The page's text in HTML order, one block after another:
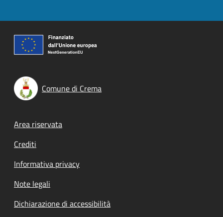
Comune di Crema
Footer menu
Area riservata
Crediti
Informativa privacy
Note legali
Dichiarazione di accessibilità